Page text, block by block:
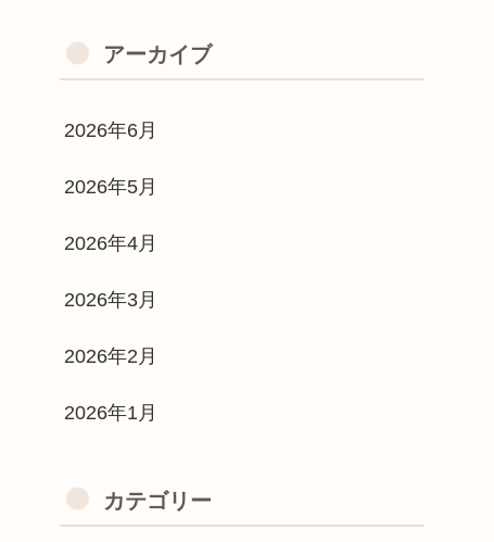
アーカイブ
2026年6月
2026年5月
2026年4月
2026年3月
2026年2月
2026年1月
カテゴリー